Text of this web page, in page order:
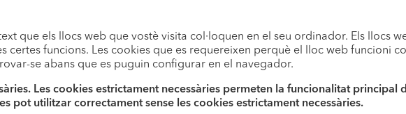
que els llocs web que vostè visita col·loquen en el seu ordinador. Els llocs
certes funcions. Les cookies que es requereixen perquè el lloc web funcioni
se abans que es puguin configurar en el navegador.
Les cookies estrictament necessàries permeten la funcionalitat
pot utilitzar correctament sense les cookies estrictament necessàries.